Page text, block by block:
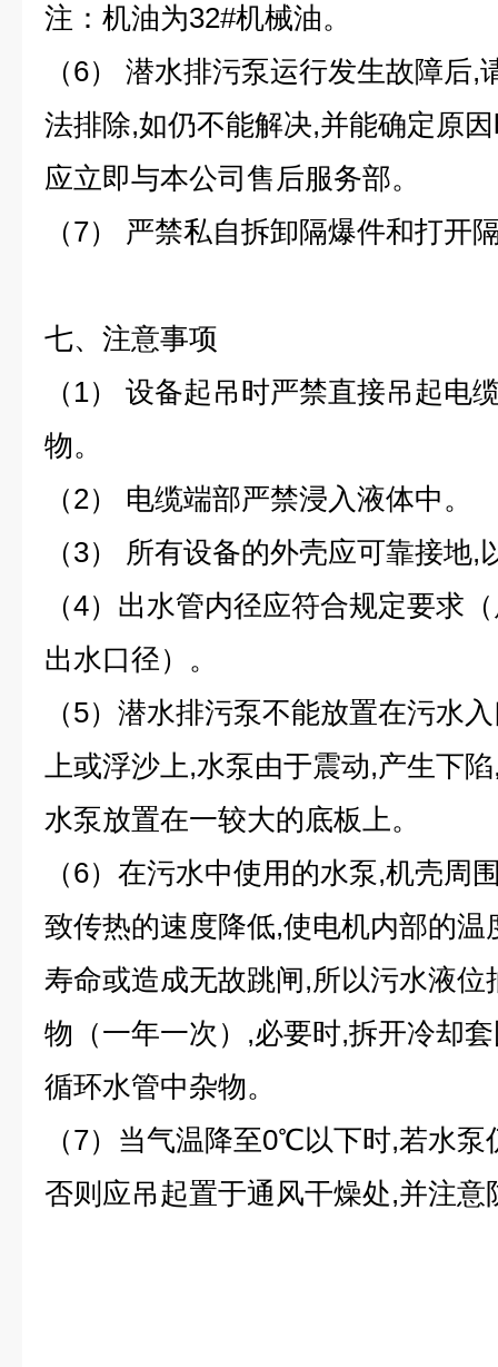
注：机油为32#机械油。
（6） 潜水排污泵运行发生故障后
法排除,如仍不能解决,并能确定原
应立即与本公司售后服务部。
（7） 严禁私自拆卸隔爆件和打开
七、注意事项
（1） 设备起吊时严禁直接吊起电
物。
（2） 电缆端部严禁浸入液体中。
（3） 所有设备的外壳应可靠接地
（4）出水管内径应符合规定要求
出水口径）。
（5）潜水排污泵不能放置在污水
上或浮沙上,水泵由于震动,产生下
水泵放置在一较大的底板上。
（6）在污水中使用的水泵,机壳周
致传热的速度降低,使电机内部的
寿命或造成无故跳闸,所以污水液
物（一年一次）,必要时,拆开冷却
循环水管中杂物。
（7）当气温降至0℃以下时,若水
否则应吊起置于通风干燥处,并注意